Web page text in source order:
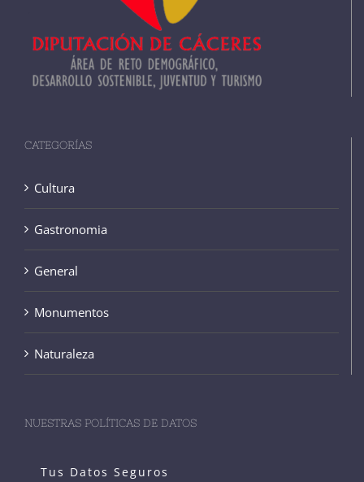
CATEGORÍAS
Cultura
Gastronomia
General
Monumentos
Naturaleza
NUESTRAS POLÍTICAS DE DATOS
Tus Datos Seguros